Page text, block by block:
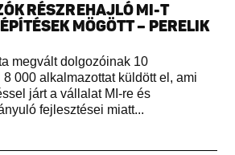
RÉSZREHAJLÓ MI-T
MÖGÖTT – PERELIK
megvált dolgozóinak 10
000 alkalmazottat küldött el, ami
járt a vállalat MI-re és
fejlesztései miatt...